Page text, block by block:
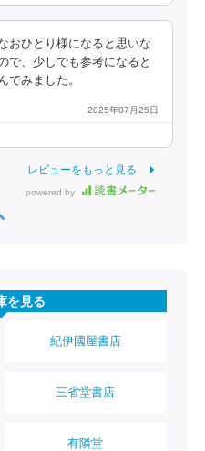
おひとり様になると思いな
で、少しでも参考になると
でみました。
2025年07月25日
レビューをもっと見る
powered by
を見る
紀伊國屋書店
三省堂書店
有隣堂